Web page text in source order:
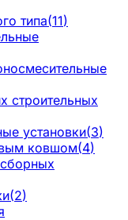
типа(11)
строительных
установки(3)
ковшом(4)
(2)